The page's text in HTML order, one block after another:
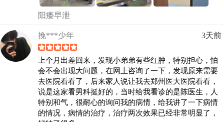
阳痿早泄
挽***少年 3天前
上个月出差回来，发现小弟弟有些红肿，特别担心，怕
会不会出现大问题，在网上咨询了一下，发现原来需要
去医院看看了，后来家人说让我去郑州医大医院看看，
说是这家看男科挺好的，当时给我看诊的是陈医生，人
特别和气，很耐心的询问我的病情，给我讲了一下病情
的情况，病情的治疗，治疗两次效果已经非常明显了，